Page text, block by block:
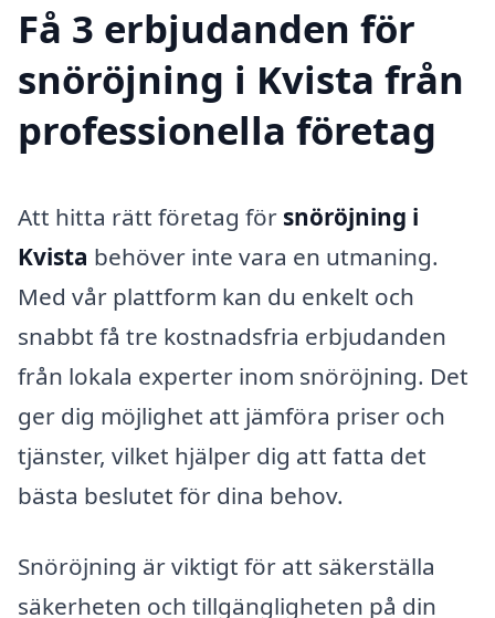
Få 3 erbjudanden för
snöröjning i Kvista från
professionella företag
Att hitta rätt företag för snöröjning i
Kvista behöver inte vara en utmaning.
Med vår plattform kan du enkelt och
snabbt få tre kostnadsfria erbjudanden
från lokala experter inom snöröjning. Det
ger dig möjlighet att jämföra priser och
tjänster, vilket hjälper dig att fatta det
bästa beslutet för dina behov.
Snöröjning är viktigt för att säkerställa
säkerheten och tillgängligheten på din